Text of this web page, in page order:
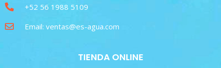
+52 56 1988 5109
Email: ventas@es-agua.com
TIENDA ONLINE